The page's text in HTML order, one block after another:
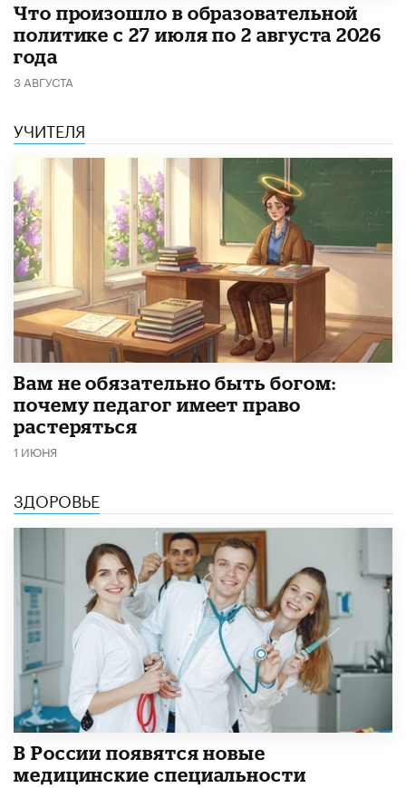
​Что произошло в образовательной
политике с 27 июля по 2 августа 2026
года
3 АВГУСТА
УЧИТЕЛЯ
​Вам не обязательно быть богом:
почему педагог имеет право
растеряться
1 ИЮНЯ
ЗДОРОВЬЕ
В России появятся новые
медицинские специальности